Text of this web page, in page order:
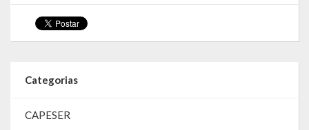
Concursos
RGF – Relatório de Gestão Fiscal
Categorias
CAPESER